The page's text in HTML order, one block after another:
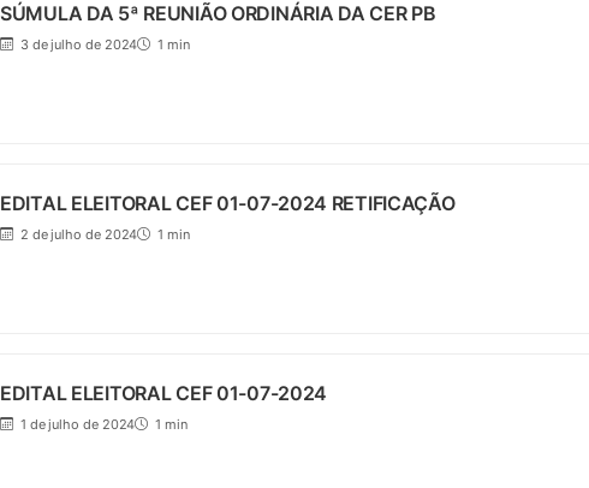
SÚMULA DA 5ª REUNIÃO ORDINÁRIA DA CER PB
3 de julho de 2024 1 min
EDITAL ELEITORAL CEF 01-07-2024 RETIFICAÇÃO
2 de julho de 2024 1 min
EDITAL ELEITORAL CEF 01-07-2024
1 de julho de 2024 1 min